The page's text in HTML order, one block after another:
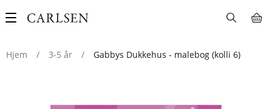
Main
Hjem
/ 3-5 år / Gabbys Dukkehus - malebog (kolli 6)